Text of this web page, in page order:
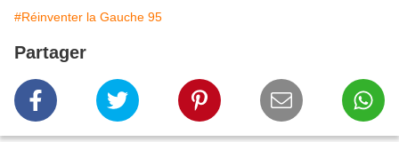
#Réinventer la Gauche 95
Partager